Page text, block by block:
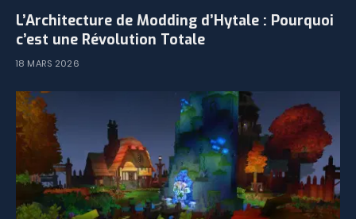
L’Architecture de Modding d’Hytale : Pourquoi
c’est une Révolution Totale
18 MARS 2026